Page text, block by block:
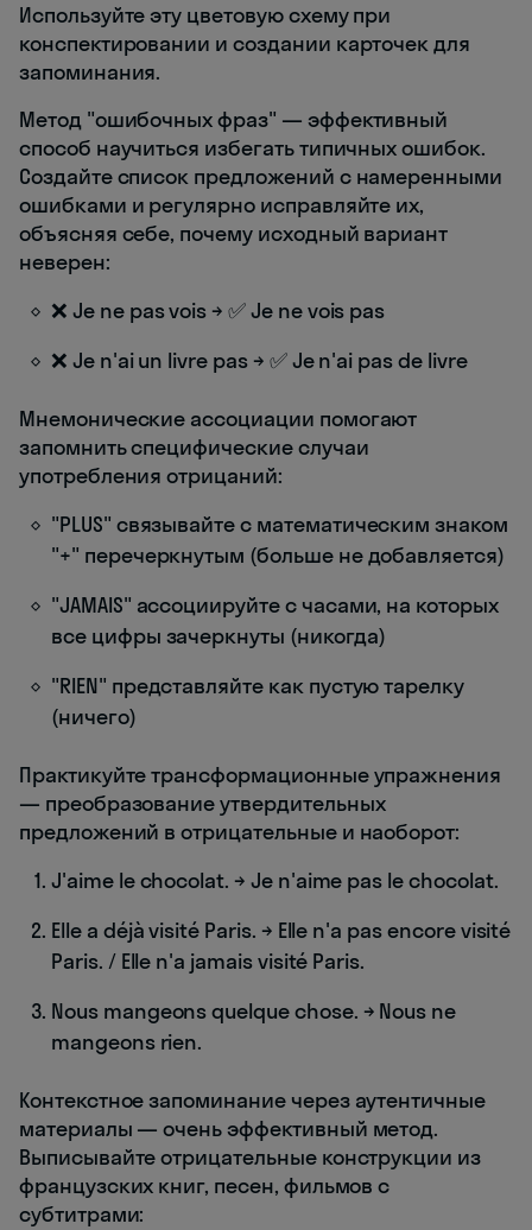
Используйте эту цветовую схему при
конспектировании и создании карточек для
запоминания.
Метод "ошибочных фраз" — эффективный
способ научиться избегать типичных ошибок.
Создайте список предложений с намеренными
ошибками и регулярно исправляйте их,
объясняя себе, почему исходный вариант
неверен:
❌ Je ne pas vois → ✅ Je ne vois pas
❌ Je n'ai un livre pas → ✅ Je n'ai pas de livre
Мнемонические ассоциации помогают
запомнить специфические случаи
употребления отрицаний:
"PLUS" связывайте с математическим знаком
"+" перечеркнутым (больше не добавляется)
"JAMAIS" ассоциируйте с часами, на которых
все цифры зачеркнуты (никогда)
"RIEN" представляйте как пустую тарелку
(ничего)
Практикуйте трансформационные упражнения
— преобразование утвердительных
предложений в отрицательные и наоборот:
J'aime le chocolat. → Je n'aime pas le chocolat.
Elle a déjà visité Paris. → Elle n'a pas encore visité
Paris. / Elle n'a jamais visité Paris.
Nous mangeons quelque chose. → Nous ne
mangeons rien.
Контекстное запоминание через аутентичные
материалы — очень эффективный метод.
Выписывайте отрицательные конструкции из
французских книг, песен, фильмов с
субтитрами: